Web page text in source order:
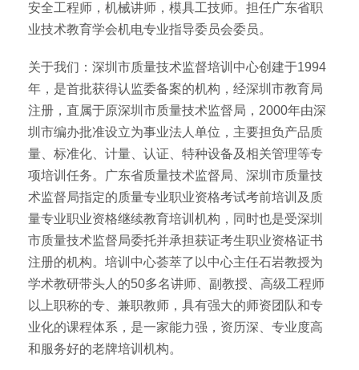
安全工程师，机械讲师，模具工技师。担任广东省职
业技术教育学会机电专业指导委员会委员。
关于我们：深圳市质量技术监督培训中心创建于1994
年，是首批获得认监委备案的机构，经深圳市教育局
注册，直属于原深圳市质量技术监督局，2000年由深
圳市编办批准设立为事业法人单位，主要担负产品质
量、标准化、计量、认证、特种设备及相关管理等专
项培训任务。广东省质量技术监督局、深圳市质量技
术监督局指定的质量专业职业资格考试考前培训及质
量专业职业资格继续教育培训机构，同时也是受深圳
市质量技术监督局委托并承担获证考生职业资格证书
注册的机构。培训中心荟萃了以中心主任石岩教授为
学术教研带头人的50多名讲师、副教授、高级工程师
以上职称的专、兼职教师，具有强大的师资团队和专
业化的课程体系，是一家能力强，资历深、专业度高
和服务好的老牌培训机构。